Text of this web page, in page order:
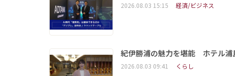
2026.08.03 15:15 経済/ビジネス
紀伊勝浦の魅力を堪能 ホテル浦
2026.08.03 09:41 くらし